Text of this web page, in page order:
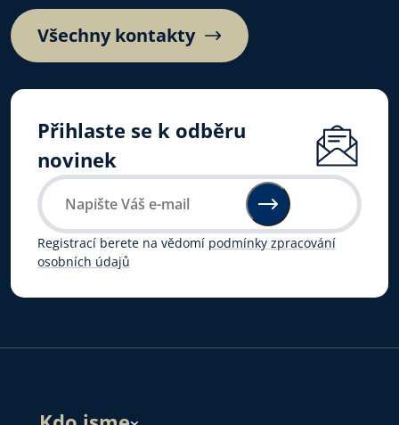
Všechny kontakty
Přihlaste se k odběru
novinek
Registrací berete na vědomí podmínky zpracování
osobních údajů